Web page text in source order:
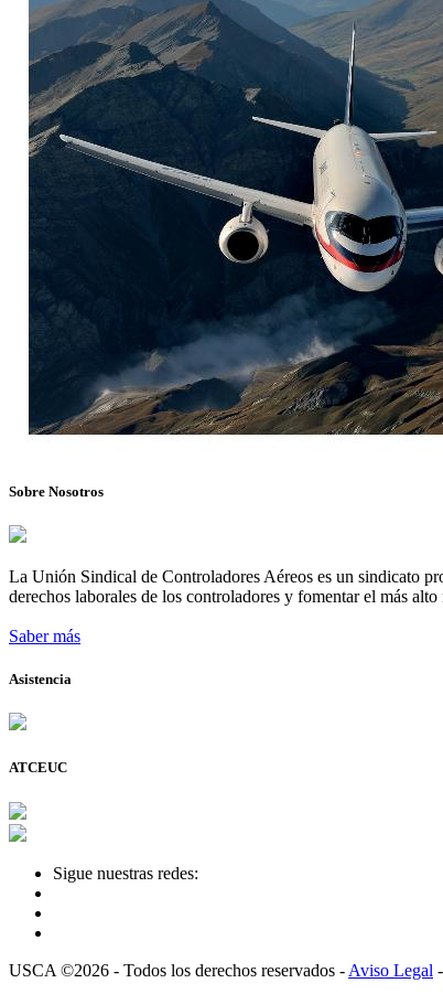
Sobre Nosotros
La Unión Sindical de Controladores Aéreos es un sindicato
derechos laborales de los controladores y fomentar el más
Saber más
Asistencia
ATCEUC
Sigue nuestras redes:
USCA ©2026 - Todos los derechos reservados - Aviso Legal -